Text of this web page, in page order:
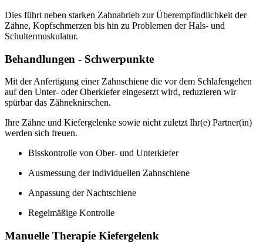
Dies führt neben starken Zahnabrieb zur Überempfindlichkeit der
Zähne, Kopfschmerzen bis hin zu Problemen der Hals- und
Schultermuskulatur.
Behandlungen - Schwerpunkte
Mit der Anfertigung einer Zahnschiene die vor dem Schlafengehen
auf den Unter- oder Oberkiefer eingesetzt wird, reduzieren wir
spürbar das Zähneknirschen.
Ihre Zähne und Kiefergelenke sowie nicht zuletzt Ihr(e) Partner(in)
werden sich freuen.
Bisskontrolle von Ober- und Unterkiefer
Ausmessung der individuellen Zahnschiene
Anpassung der Nachtschiene
Regelmäßige Kontrolle
Manuelle Therapie Kiefergelenk